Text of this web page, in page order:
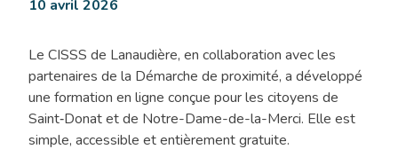
les
ressources
communautaires
10 avril 2026
Le CISSS de Lanaudière, en collaboration avec les
partenaires de la Démarche de proximité, a développé
une formation en ligne conçue pour les citoyens de
Saint‑Donat et de Notre-Dame-de-la-Merci. Elle est
simple, accessible et entièrement gratuite.